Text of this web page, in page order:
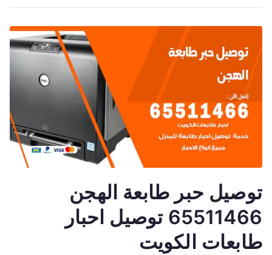
توصيل حبر طابعة الهجن
65511466 توصيل احبار
طابعات الكويت